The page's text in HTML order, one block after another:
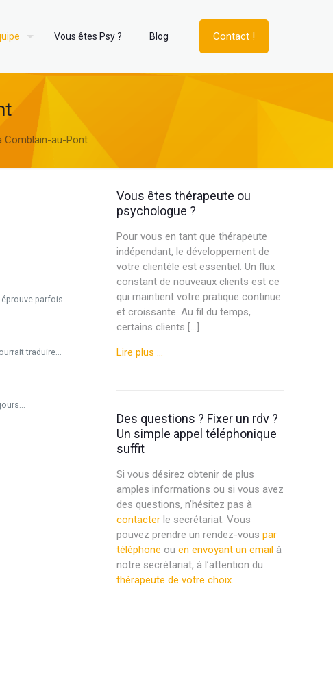
Vous êtes Psy ? Blog Contact !
Comblain-au-Pont
parfois...
traduire...
Vous êtes thérapeute ou
psychologue ?
Pour vous en tant que thérapeute
indépendant, le développement de
votre clientèle est essentiel. Un flux
constant de nouveaux clients est ce
qui maintient votre pratique continue
et croissante. Au fil du temps,
certains clients […]
Lire plus …
Des questions ? Fixer un rdv ?
Un simple appel téléphonique
suffit
Si vous désirez obtenir de plus
amples informations ou si vous avez
des questions, n’hésitez pas à
contacterle secrétariat. Vous
pouvez prendre un rendez-vous par
téléphone ou en envoyant un emailà
notre secrétariat, à l’attention du
thérapeute de votre choix.